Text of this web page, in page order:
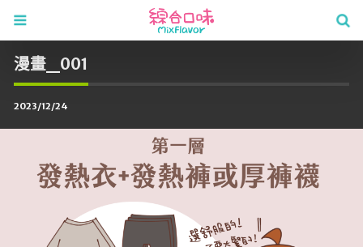
漫畫_001
2023/12/24